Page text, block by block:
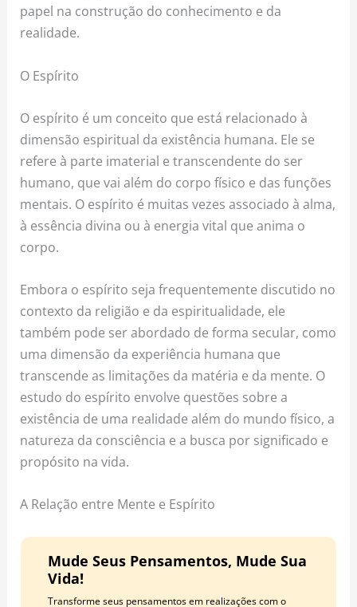
papel na construção do conhecimento e da
realidade.
O Espírito
O espírito é um conceito que está relacionado à
dimensão espiritual da existência humana. Ele se
refere à parte imaterial e transcendente do ser
humano, que vai além do corpo físico e das funções
mentais. O espírito é muitas vezes associado à alma,
à essência divina ou à energia vital que anima o
corpo.
Embora o espírito seja frequentemente discutido no
contexto da religião e da espiritualidade, ele
também pode ser abordado de forma secular, como
uma dimensão da experiência humana que
transcende as limitações da matéria e da mente. O
estudo do espírito envolve questões sobre a
existência de uma realidade além do mundo físico, a
natureza da consciência e a busca por significado e
propósito na vida.
A Relação entre Mente e Espírito
Mude Seus Pensamentos, Mude Sua
Vida!
Transforme seus pensamentos em realizações com o